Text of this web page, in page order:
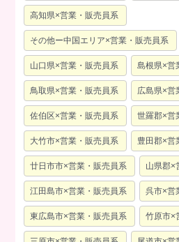
高知県×営業・販売員系
その他ー中国エリア×営業・販売員系
山口県×営業・販売員系 島根県×営
鳥取県×営業・販売員系 広島県×営
佐伯区×営業・販売員系 世羅郡×営
大竹市×営業・販売員系 豊田郡×営
廿日市市×営業・販売員系 山県郡×
江田島市×営業・販売員系 呉市×営
東広島市×営業・販売員系 竹原市×